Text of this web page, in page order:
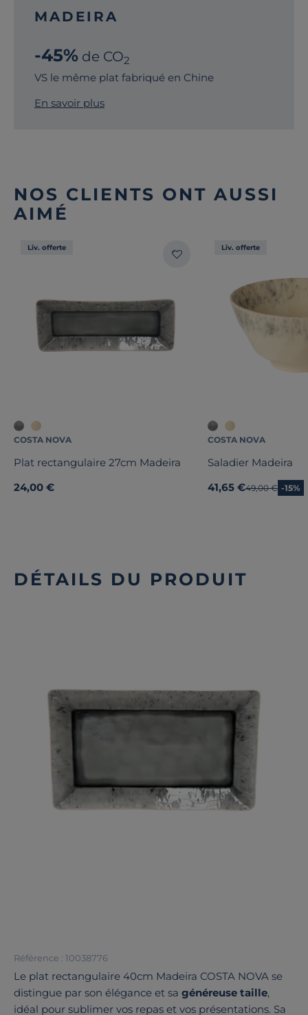
MADEIRA
-45% de CO2
VS le même plat fabriqué en Chine
En savoir plus
NOS CLIENTS ONT AUSSI
AIMÉ
Liv. offerte
COSTA NOVA
Plat rectangulaire 27cm Madeira
24,00 €
Liv. offerte
COSTA NOVA
Saladier Madeira
41,65 €Ancien prix
49,00 € -15%
DÉTAILS DU PRODUIT
Référence : 10038776
Le plat rectangulaire 40cm Madeira COSTA NOVA se
distingue par son élégance et sa généreuse taille,
idéal pour sublimer vos repas et vos présentations. Sa